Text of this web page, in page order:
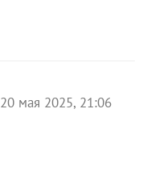
20 мая 2025, 21:06